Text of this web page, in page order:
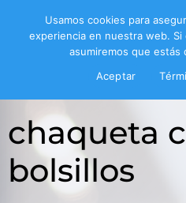
/ Productos
chaqueta
bolsillos
Usamos cookies para
experiencia en nuestra web.
asumiremos que estás
Aceptar